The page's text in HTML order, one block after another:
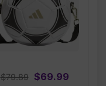
$79.89
Original
$69.99Current